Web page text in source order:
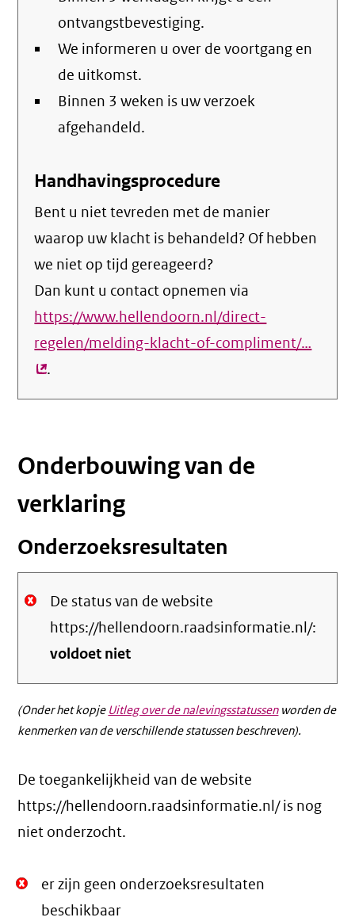
ontvangstbevestiging.
We informeren u over de voortgang en
de uitkomst.
Binnen 3 weken is uw verzoek
afgehandeld.
Handhavingsprocedure
Bent u niet tevreden met de manier
waarop uw klacht is behandeld? Of hebben
we niet op tijd gereageerd?
Dan kunt u contact opnemen via
https://www.hellendoorn.nl/direct-
regelen/melding-klacht-of-compliment/…
.
Onderbouwing van de
verklaring
Onderzoeksresultaten
De status van de website
https://hellendoorn.raadsinformatie.nl/:
voldoet niet
(Onder het kopje Uitleg over de nalevingsstatussenworden de
kenmerken van de verschillende statussen beschreven).
De toegankelijkheid van de website
https://hellendoorn.raadsinformatie.nl/ is nog
niet onderzocht.
Niet
Oké.
er zijn geen onderzoeksresultaten
beschikbaar